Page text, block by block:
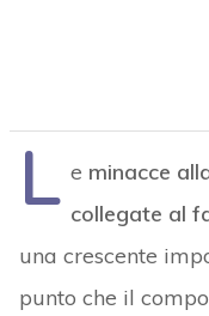
L e minacce
collegate al
una crescente
punto che il